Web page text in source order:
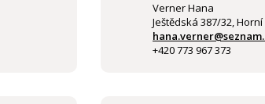
Verner Hana
Ještědská 387/32,
+420 773 967 373